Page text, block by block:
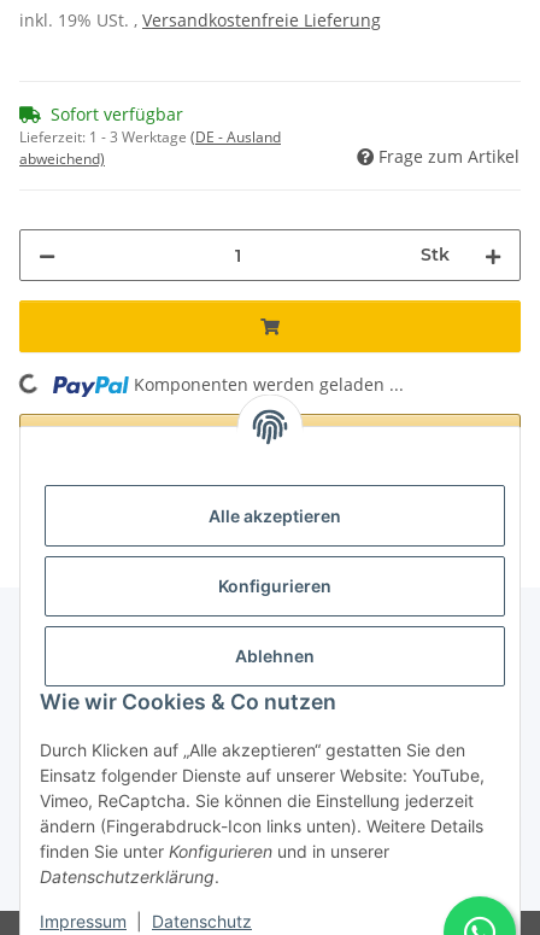
Alle akzeptieren
Konfigurieren
Ablehnen
Wie wir Cookies & Co nutzen
Durch Klicken auf „Alle akzeptieren“ gestatten Sie den
Einsatz folgender Dienste auf unserer Website: YouTube,
Vimeo, ReCaptcha. Sie können die Einstellung jederzeit
ändern (Fingerabdruck-Icon links unten). Weitere Details
finden Sie unter Konfigurieren und in unserer
Datenschutzerklärung.
Impressum Datenschutz
inkl. 19% USt. , Versandkostenfreie Lieferung
Sofort verfügbar
Lieferzeit: 1 - 3 Werktage (DE - Ausland
abweichend)
Frage zum Artikel
Stk
Loading... Komponenten werden geladen ...
Gesetzliche Informationen
Vertrag widerrufen
* Alle Preise inkl. gesetzlicher USt., zzgl.